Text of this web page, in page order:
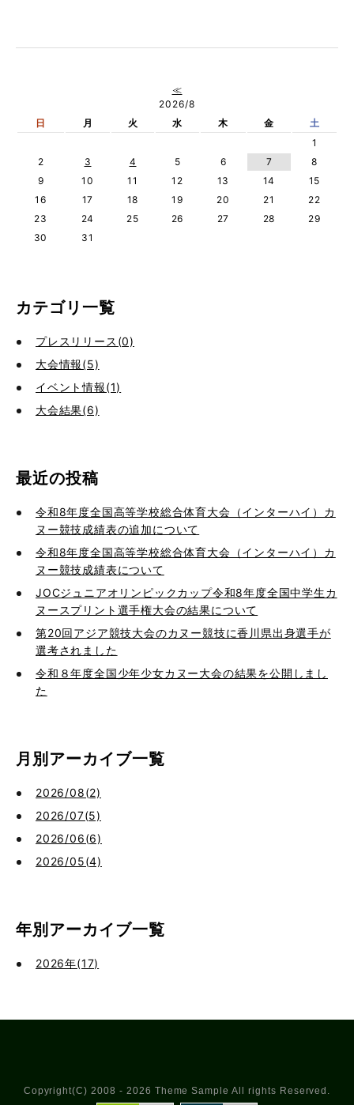
≪
2026/8
日
月 火 水 木 金
土
1
2
3 4 5 6 7
8
9
10 11 12 13 14
15
16
17 18 19 20 21
22
23
24 25 26 27 28
29
30
31
カテゴリ一覧
プレスリリース(0)
大会情報(5)
イベント情報(1)
大会結果(6)
最近の投稿
令和8年度全国高等学校総合体育大会（インターハイ）カ
ヌー競技成績表の追加について
令和8年度全国高等学校総合体育大会（インターハイ）カ
ヌー競技成績表について
JOCジュニアオリンピックカップ令和8年度全国中学生カ
ヌースプリント選手権大会の結果について
第20回アジア競技大会のカヌー競技に香川県出身選手が
選考されました
令和８年度全国少年少女カヌー大会の結果を公開しまし
た
月別アーカイブ一覧
2026/08(2)
2026/07(5)
2026/06(6)
2026/05(4)
年別アーカイブ一覧
2026年(17)
Copyright(C) 2008 - 2026 Theme Sample All rights Reserved.